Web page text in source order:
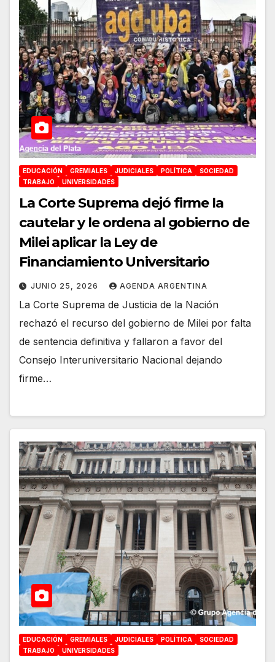
EDUCACIÓN GREMIALES JUDICIALES POLÍTICA
SOCIEDAD
TRABAJO
UNIVERSIDADES
La Corte Suprema dejó firme la
cautelar y le ordena al gobierno de
Milei aplicar la Ley de
Financiamiento Universitario
JUNIO 25, 2026 AGENDA ARGENTINA
La Corte Suprema de Justicia de la Nación
rechazó el recurso del gobierno de Milei por falta
de sentencia definitiva y fallaron a favor del
Consejo Interuniversitario Nacional dejando
firme…
EDUCACIÓN GREMIALES JUDICIALES POLÍTICA
SOCIEDAD
TRABAJO
UNIVERSIDADES